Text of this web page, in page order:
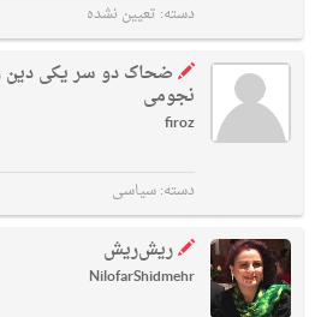
دسته: تعیین نشده
ضحاک دو سر یکی دین
نجومی
firoz
دسته:سیاسی
ریش‌ریش
NilofarShidmehr